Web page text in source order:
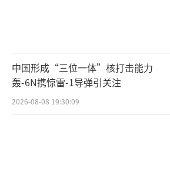
中国形成“三位一体”核打击能力
轰-6N携惊雷-1导弹引关注
2026-08-08 19:30:09